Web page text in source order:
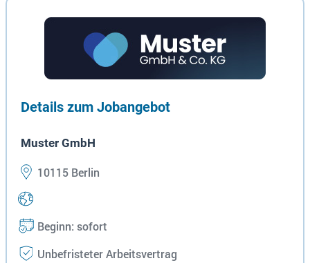
Details zum Jobangebot
Muster GmbH
10115 Berlin
Beginn: sofort
Unbefristeter Arbeitsvertrag